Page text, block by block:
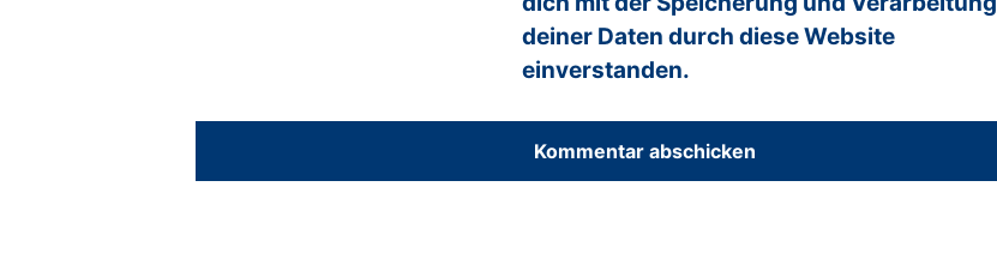
deiner Daten durch diese Website
einverstanden.